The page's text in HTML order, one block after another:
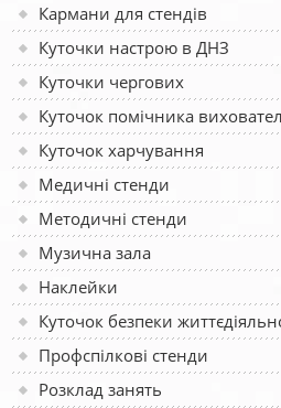
Кармани для стендів
Куточки настрою в ДНЗ
Куточки чергових
Куточок помічника
Куточок харчування
Медичні стенди
Методичні стенди
Музична зала
Наклейки
Куточок безпеки
Профспілкові стенди
Розклад занять